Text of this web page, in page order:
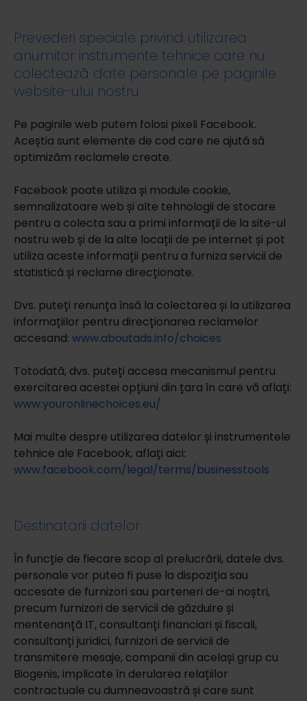
Prevederi speciale privind utilizarea
anumitor instrumente tehnice care nu
colectează date personale pe paginile
website-ului nostru
Pe paginile web putem folosi pixeli Facebook.
Aceștia sunt elemente de cod care ne ajută să
optimizăm reclamele create.
Facebook poate utiliza și module cookie,
semnalizatoare web și alte tehnologii de stocare
pentru a colecta sau a primi informații de la site-ul
nostru web și de la alte locații de pe internet și pot
utiliza aceste informații pentru a furniza servicii de
statistică și reclame direcționate.
Dvs. puteți renunța însă la colectarea și la utilizarea
informațiilor pentru direcționarea reclamelor
accesand: www.aboutads.info/choices
Totodată, dvs. puteți accesa mecanismul pentru
exercitarea acestei opțiuni din țara în care vă aflați:
www.youronlinechoices.eu/
Mai multe despre utilizarea datelor și instrumentele
tehnice ale Facebook, aflați aici:
www.facebook.com/legal/terms/businesstools
Destinatarii datelor
În funcție de fiecare scop al prelucrării, datele dvs.
personale vor putea fi puse la dispoziția sau
accesate de furnizori sau parteneri de-ai noștri,
precum furnizori de servicii de găzduire și
mentenanță IT, consultanți financiari și fiscali,
consultanți juridici, furnizori de servicii de
transmitere mesaje, companii din același grup cu
Biogenis, implicate în derularea relațiilor
contractuale cu dumneavoastră și care sunt